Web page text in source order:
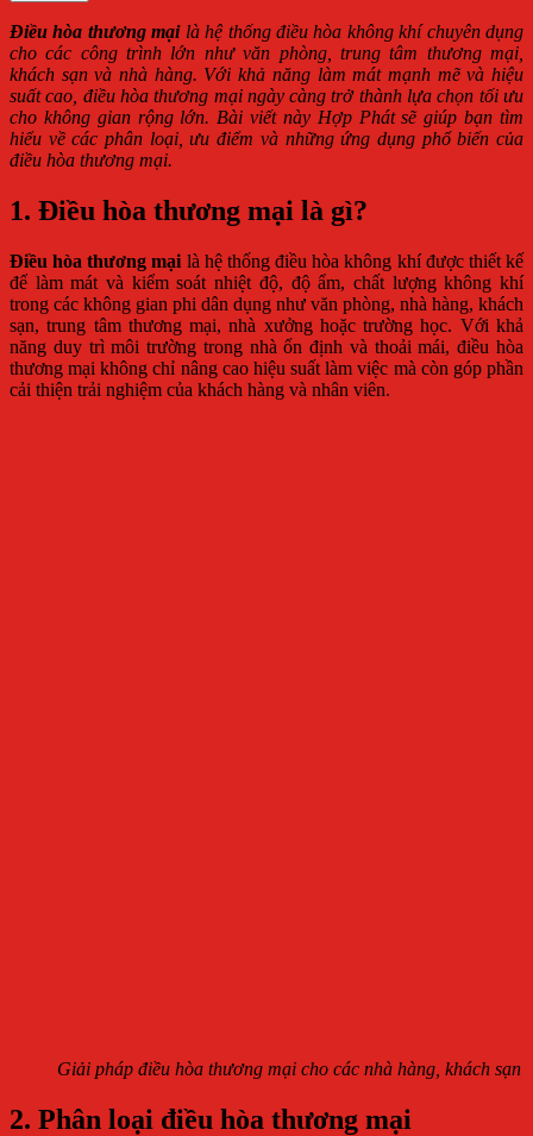
Điều hòa thương mạilà hệ thống điều hòa không khí chuyên dụng
cho các công trình lớn như văn phòng, trung tâm thương mại,
khách sạn và nhà hàng. Với khả năng làm mát mạnh mẽ và hiệu
suất cao, điều hòa thương mại ngày càng trở thành lựa chọn tối ưu
cho không gian rộng lớn. Bài viết này Hợp Phát sẽ giúp bạn tìm
hiểu về các phân loại, ưu điểm và những ứng dụng phổ biến của
điều hòa thương mại.
1. Điều hòa thương mại là gì?
Điều hòa thương mại là hệ thống điều hòa không khí được thiết kế
để làm mát và kiểm soát nhiệt độ, độ ẩm, chất lượng không khí
trong các không gian phi dân dụng như văn phòng, nhà hàng, khách
sạn, trung tâm thương mại, nhà xưởng hoặc trường học. Với khả
năng duy trì môi trường trong nhà ổn định và thoải mái, điều hòa
thương mại không chỉ nâng cao hiệu suất làm việc mà còn góp phần
cải thiện trải nghiệm của khách hàng và nhân viên.
Giải pháp điều hòa thương mại cho các nhà hàng, khách sạn
2. Phân loại điều hòa thương mại